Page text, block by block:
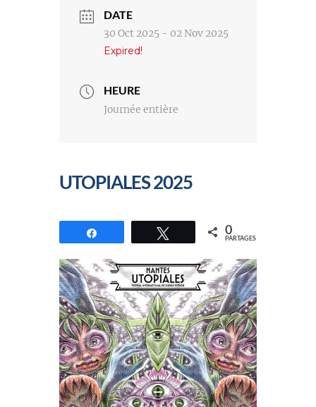
DATE
30 Oct 2025 - 02 Nov 2025
Expired!
HEURE
Journée entière
UTOPIALES 2025
Tweetez 0
PARTAGES